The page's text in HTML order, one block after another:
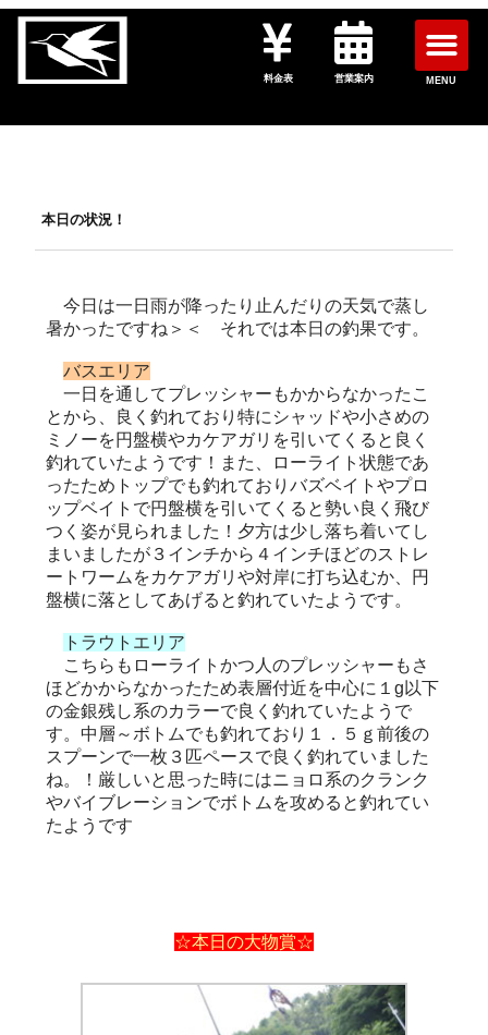
料金表 営業案内 MENU
本日の状況！
今日は一日雨が降ったり止んだりの天気で蒸し
暑かったですね＞＜ それでは本日の釣果です。
バスエリア
一日を通してプレッシャーもかからなかったこ
とから、良く釣れており特にシャッドや小さめの
ミノーを円盤横やカケアガリを引いてくると良く
釣れていたようです！また、ローライト状態であ
ったためトップでも釣れておりバズベイトやプロ
ップベイトで円盤横を引いてくると勢い良く飛び
つく姿が見られました！夕方は少し落ち着いてし
まいましたが３インチから４インチほどのストレ
ートワームをカケアガリや対岸に打ち込むか、円
盤横に落としてあげると釣れていたようです。
トラウトエリア
こちらもローライトかつ人のプレッシャーもさ
ほどかからなかったため表層付近を中心に１g以下
の金銀残し系のカラーで良く釣れていたようで
す。中層～ボトムでも釣れており１．５ｇ前後の
スプーンで一枚３匹ペースで良く釣れていました
ね。！厳しいと思った時にはニョロ系のクランク
やバイブレーションでボトムを攻めると釣れてい
たようです
☆本日の大物賞☆